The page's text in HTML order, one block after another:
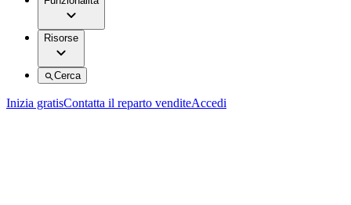
Risorse
Cerca
Inizia gratisContatta il reparto venditeAccedi